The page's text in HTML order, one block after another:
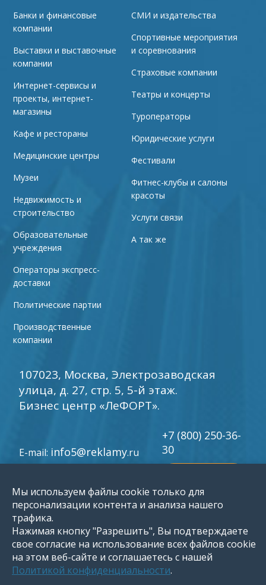
Банки и финансовые
компании
Выставки и выставочные
компании
Интернет-сервисы и
проекты, интернет-
магазины
Кафе и рестораны
Медицинские центры
Музеи
Недвижимость и
строительство
Образовательные
учреждения
Операторы экспресс-
доставки
Политические партии
Производственные
компании
СМИ и издательства
Спортивные мероприятия
и соревнования
Страховые компании
Театры и концерты
Туроператоры
Юридические услуги
Фестивали
Фитнес-клубы и салоны
красоты
Услуги связи
А так же
107023, Москва, Электрозаводская
улица, д. 27, стр. 5, 5-й этаж.
Бизнес центр «ЛеФОРТ».
E-mail: info5@reklamy.ru
+7 (800) 250-36-
30
© 1996-2026 Группа компаний «Мир рекламы»
Мы используем файлы cookie только для
персонализации контента и анализа нашего
трафика.
Нажимая кнопку "Разрешить", Вы подтверждаете
свое согласие на использование всех файлов cookie
на этом веб-сайте и соглашаетесь с нашей
Политикой конфиденциальности.